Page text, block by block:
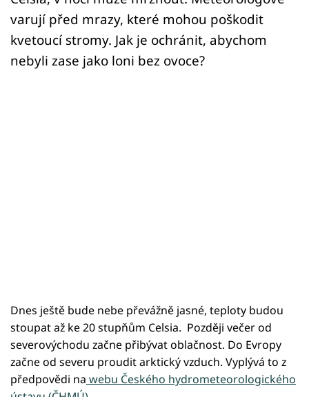
varují před mrazy, které mohou poškodit
kvetoucí stromy. Jak je ochránit, abychom
nebyli zase jako loni bez ovoce?
Dnes ještě bude nebe převážně jasné, teploty budou
stoupat až ke 20 stupňům Celsia. Později večer od
severovýchodu začne přibývat oblačnost. Do Evropy
začne od severu proudit arktický vzduch. Vyplývá to z
předpovědi na webu Českého hydrometeorologického